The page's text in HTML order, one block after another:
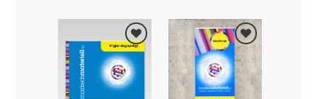
Legg i
Favoritter
Legg i
Favoritter